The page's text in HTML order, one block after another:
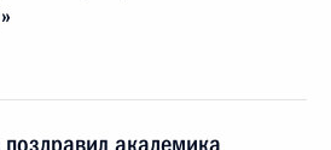
академика